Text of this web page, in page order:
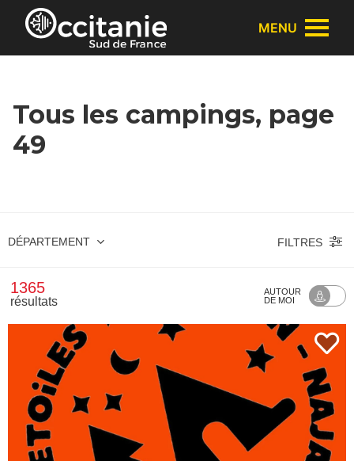
Panneau de gestion des cookies
MENU
Tous les campings, page
49
DÉPARTEMENT FILTRES
1365
résultats
AUTOUR
DE MOI